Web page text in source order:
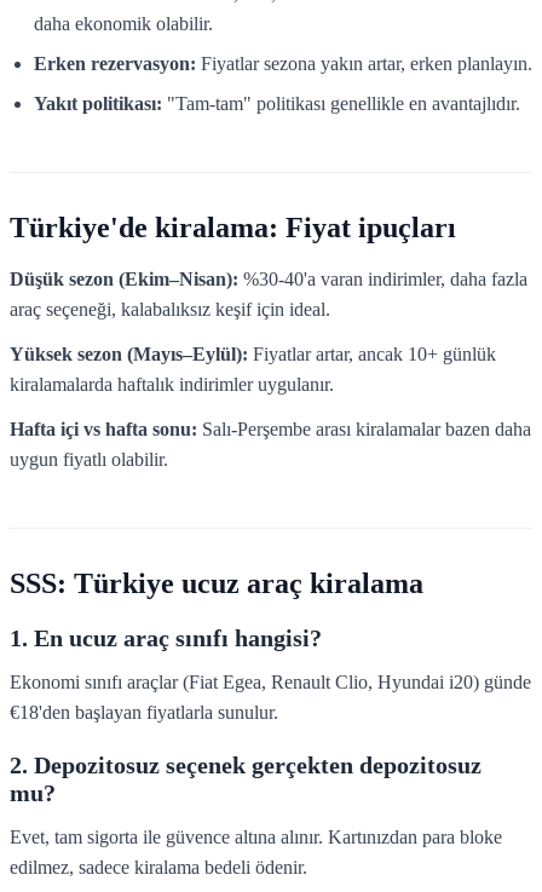
daha ekonomik olabilir.
Erken rezervasyon: Fiyatlar sezona yakın artar, erken planlayın.
Yakıt politikası: "Tam-tam" politikası genellikle en avantajlıdır.
Türkiye'de kiralama: Fiyat ipuçları
Düşük sezon (Ekim–Nisan): %30-40'a varan indirimler, daha fazla
araç seçeneği, kalabalıksız keşif için ideal.
Yüksek sezon (Mayıs–Eylül): Fiyatlar artar, ancak 10+ günlük
kiralamalarda haftalık indirimler uygulanır.
Hafta içi vs hafta sonu: Salı-Perşembe arası kiralamalar bazen daha
uygun fiyatlı olabilir.
SSS: Türkiye ucuz araç kiralama
1. En ucuz araç sınıfı hangisi?
Ekonomi sınıfı araçlar (Fiat Egea, Renault Clio, Hyundai i20) günde
€18'den başlayan fiyatlarla sunulur.
2. Depozitosuz seçenek gerçekten depozitosuz
mu?
Evet, tam sigorta ile güvence altına alınır. Kartınızdan para bloke
edilmez, sadece kiralama bedeli ödenir.